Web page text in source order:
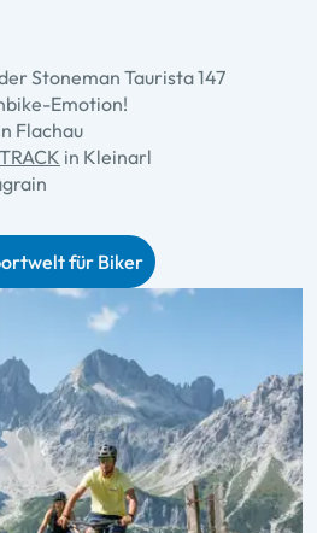
Stoneman Taurista 147
Emotion!
Flachau
in Kleinarl
für Biker